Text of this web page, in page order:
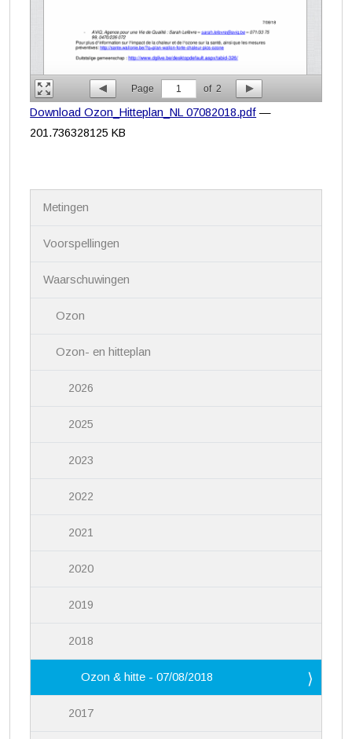
Page 1 of 2
Download Ozon_Hitteplan_NL 07082018.pdf —
201.736328125 KB
Metingen
Voorspellingen
Waarschuwingen
Ozon
Ozon- en hitteplan
2026
2025
2023
2022
2021
2020
2019
2018
Ozon & hitte - 07/08/2018
2017